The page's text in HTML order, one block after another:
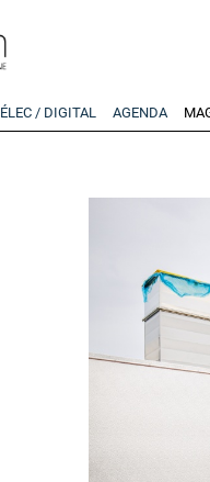
ÉLEC / DIGITAL AGENDA